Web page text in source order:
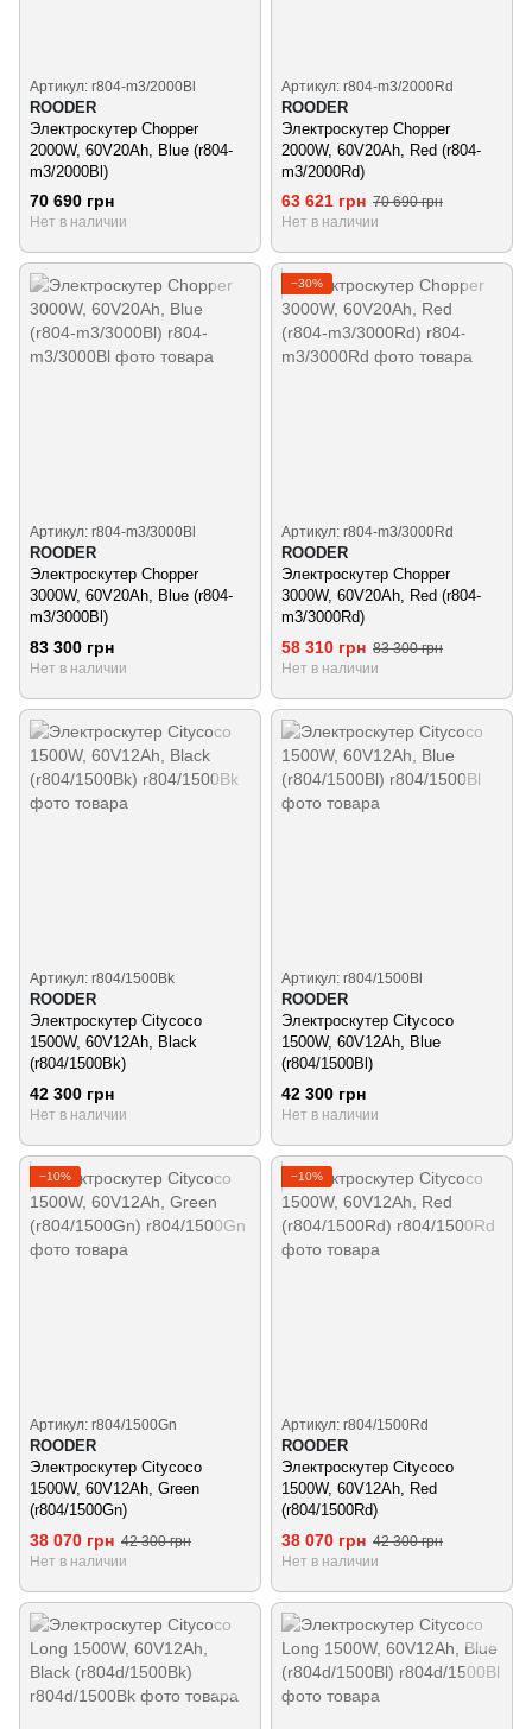
Артикул: r804-m3/2000Bl
ROODER
Электроскутер Chopper
2000W, 60V20Ah, Blue (r804-
m3/2000Bl)
70 690 грн
Нет в наличии
Артикул: r804-m3/2000Rd
ROODER
Электроскутер Chopper
2000W, 60V20Ah, Red (r804-
m3/2000Rd)
63 621 грн 70 690 грн
Нет в наличии
Артикул: r804-m3/3000Bl
ROODER
Электроскутер Chopper
3000W, 60V20Ah, Blue (r804-
m3/3000Bl)
83 300 грн
Нет в наличии
−30%
Артикул: r804-m3/3000Rd
ROODER
Электроскутер Chopper
3000W, 60V20Ah, Red (r804-
m3/3000Rd)
58 310 грн 83 300 грн
Нет в наличии
Артикул: r804/1500Bk
ROODER
Электроскутер Citycoco
1500W, 60V12Ah, Black
(r804/1500Bk)
42 300 грн
Нет в наличии
Артикул: r804/1500Bl
ROODER
Электроскутер Citycoco
1500W, 60V12Ah, Blue
(r804/1500Bl)
42 300 грн
Нет в наличии
−10%
Артикул: r804/1500Gn
ROODER
Электроскутер Citycoco
1500W, 60V12Ah, Green
(r804/1500Gn)
38 070 грн 42 300 грн
Нет в наличии
−10%
Артикул: r804/1500Rd
ROODER
Электроскутер Citycoco
1500W, 60V12Ah, Red
(r804/1500Rd)
38 070 грн 42 300 грн
Нет в наличии